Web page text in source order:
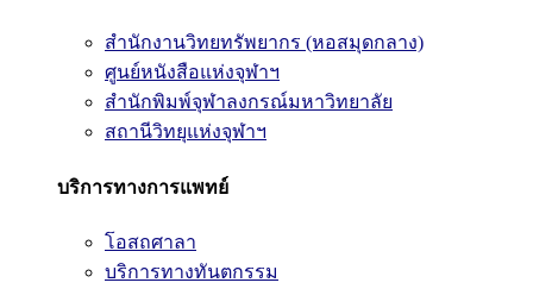
สำนักงานวิทยทรัพยากร (หอสมุดกลาง)
ศูนย์หนังสือแห่งจุฬาฯ
สำนักพิมพ์จุฬาลงกรณ์มหาวิทยาลัย
สถานีวิทยุแห่งจุฬาฯ
บริการทางการแพทย์
โอสถศาลา
บริการทางทันตกรรม